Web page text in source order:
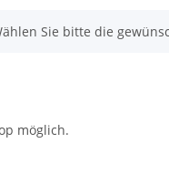
Sie bitte die
möglich.